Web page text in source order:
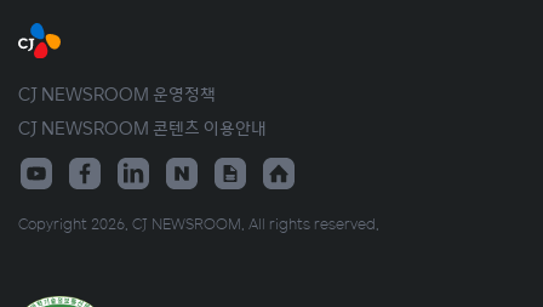
CJ NEWSROOM 운영정책
CJ NEWSROOM 콘텐츠 이용안내
Copyright 2026. CJ NEWSROOM. All rights reserved.